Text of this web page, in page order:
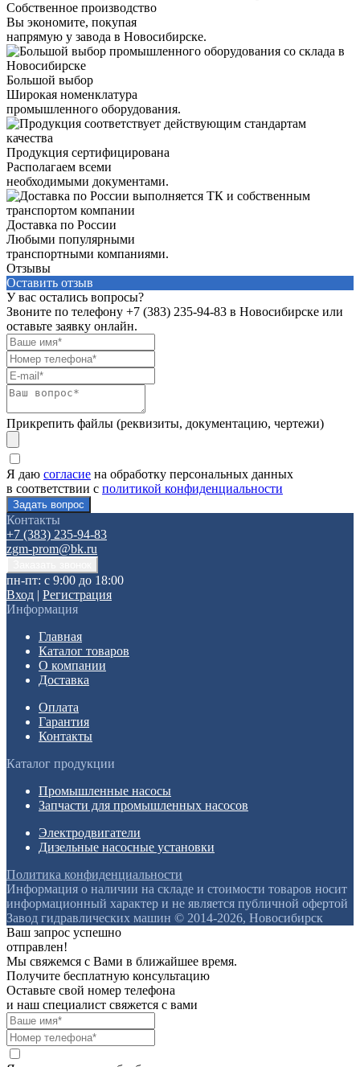
Собственное производство
Вы экономите, покупая
напрямую у завода в Новосибирске.
Большой выбор
Широкая номенклатура
промышленного оборудования.
Продукция сертифицирована
Располагаем всеми
необходимыми документами.
Доставка по России
Любыми популярными
транспортными компаниями.
Отзывы
Оставить отзыв
У вас остались вопросы?
Звоните по телефону +7 (383) 235-94-83 в Новосибирске или
оставьте заявку онлайн.
Прикрепить файлы (реквизиты, документацию, чертежи)
Я даю согласие на обработку персональных данных
в соответствии с политикой конфиденциальности
Контакты
+7 (383) 235-94-83
zgm-prom@bk.ru
пн-пт: с 9:00 до 18:00
Вход | Регистрация
Информация
Главная
Каталог товаров
О компании
Доставка
Оплата
Гарантия
Контакты
Каталог продукции
Промышленные насосы
Запчасти для промышленных насосов
Электродвигатели
Дизельные насосные установки
Политика конфиденциальности
Информация о наличии на складе и стоимости товаров носит
информационный характер и не является публичной офертой
Завод гидравлических машин © 2014-2026, Новосибирск
Ваш запрос успешно
отправлен!
Мы свяжемся с Вами в ближайшее время.
Получите бесплатную консультацию
Оставьте свой номер телефона
и наш специалист свяжется с вами